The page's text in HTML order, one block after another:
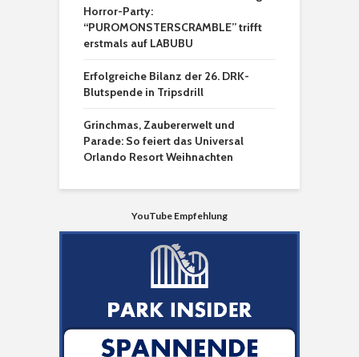
Horror-Party:
“PUROMONSTERSCRAMBLE” trifft
erstmals auf LABUBU
Erfolgreiche Bilanz der 26. DRK-
Blutspende in Tripsdrill
Grinchmas, Zaubererwelt und
Parade: So feiert das Universal
Orlando Resort Weihnachten
YouTube Empfehlung